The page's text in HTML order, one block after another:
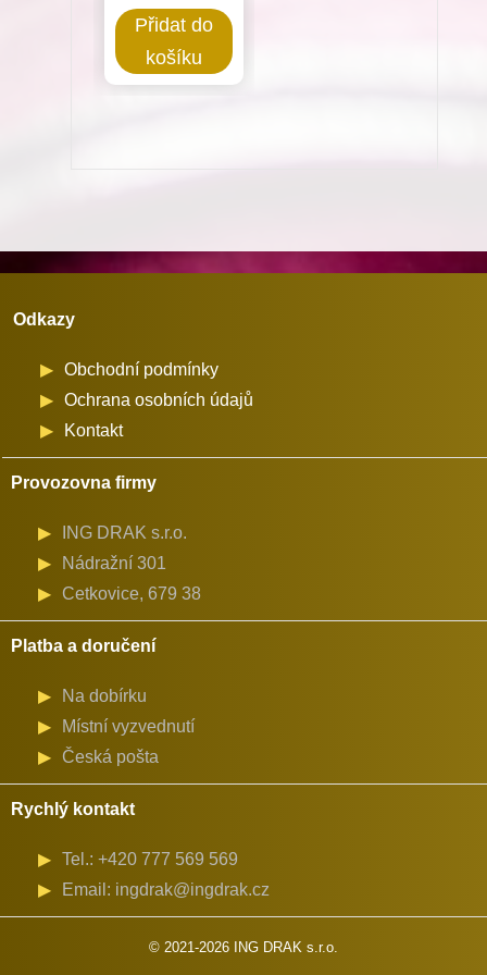
B1HTR
pro
Přidat do
košíku
Odkazy
Obchodní podmínky
Ochrana osobních údajů
Kontakt
Provozovna firmy
ING DRAK s.r.o.
Nádražní 301
Cetkovice, 679 38
Platba a doručení
Na dobírku
Místní vyzvednutí
Česká pošta
Rychlý kontakt
Tel.: +420 777 569 569
Email: ingdrak@ingdrak.cz
© 2021-2026 ING DRAK s.r.o.